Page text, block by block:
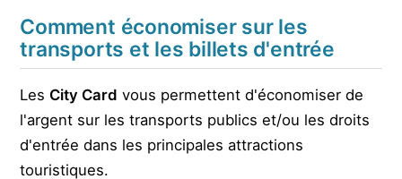
Comment économiser sur les
transports et les billets d'entrée
Les City Card vous permettent d'économiser de
l'argent sur les transports publics et/ou les droits
d'entrée dans les principales attractions
touristiques.